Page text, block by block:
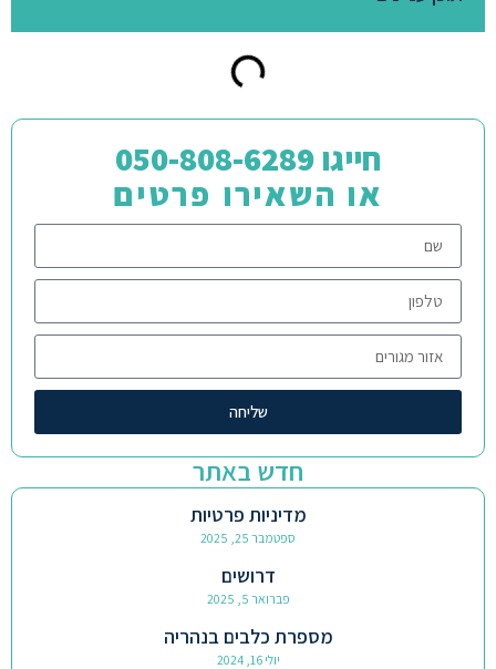
חייגו 050-808-6289
או השאירו פרטים
שליחה
חדש באתר
מדיניות פרטיות
ספטמבר 25, 2025
דרושים
פברואר 5, 2025
מספרת כלבים בנהריה
יולי 16, 2024